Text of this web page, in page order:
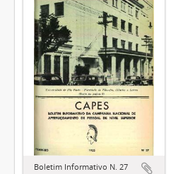
Boletim Informativo N. 27